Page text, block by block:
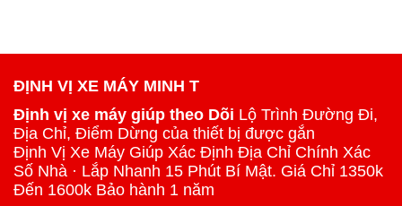
ĐỊNH VỊ XE MÁY MINH T
Định vị xe máy giúp theo Dõi Lộ Trình Đường Đi,
Địa Chỉ, Điểm Dừng của thiết bị được gắn
Định Vị Xe Máy Giúp Xác Định Địa Chỉ Chính Xác
Số Nhà · Lắp Nhanh 15 Phút Bí Mật. Giá Chỉ 1350k
Đến 1600k Bảo hành 1 năm